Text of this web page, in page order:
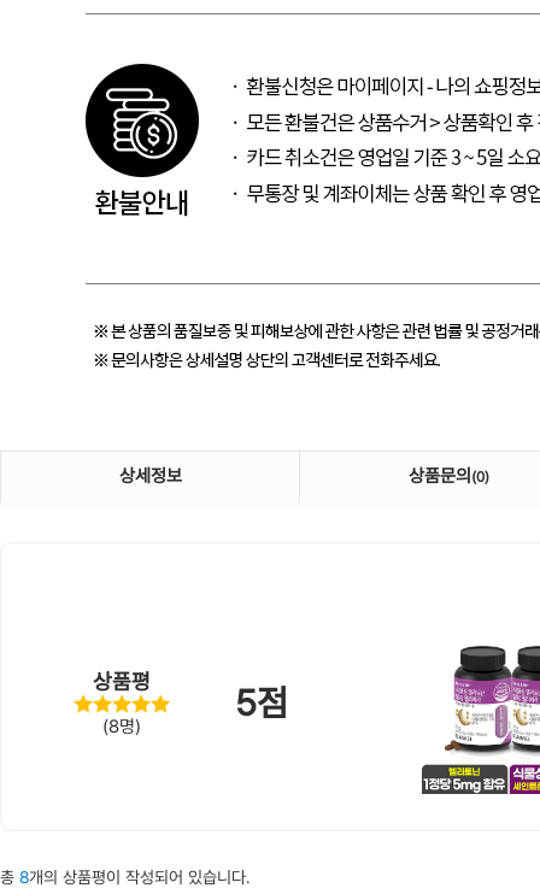
상세정보 상품문의 (0)
상품평
(8명)
5점
총 8개의 상품평이 작성되어 있습니다.